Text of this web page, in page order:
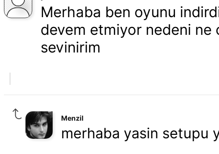
Merhaba ben oyunu
devem etmiyor nedeni ne
sevinirim
Menzil
merhaba yasin setupu